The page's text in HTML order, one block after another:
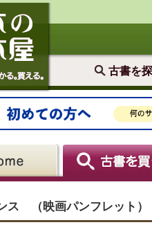
古書を
ス （映画パンフレット